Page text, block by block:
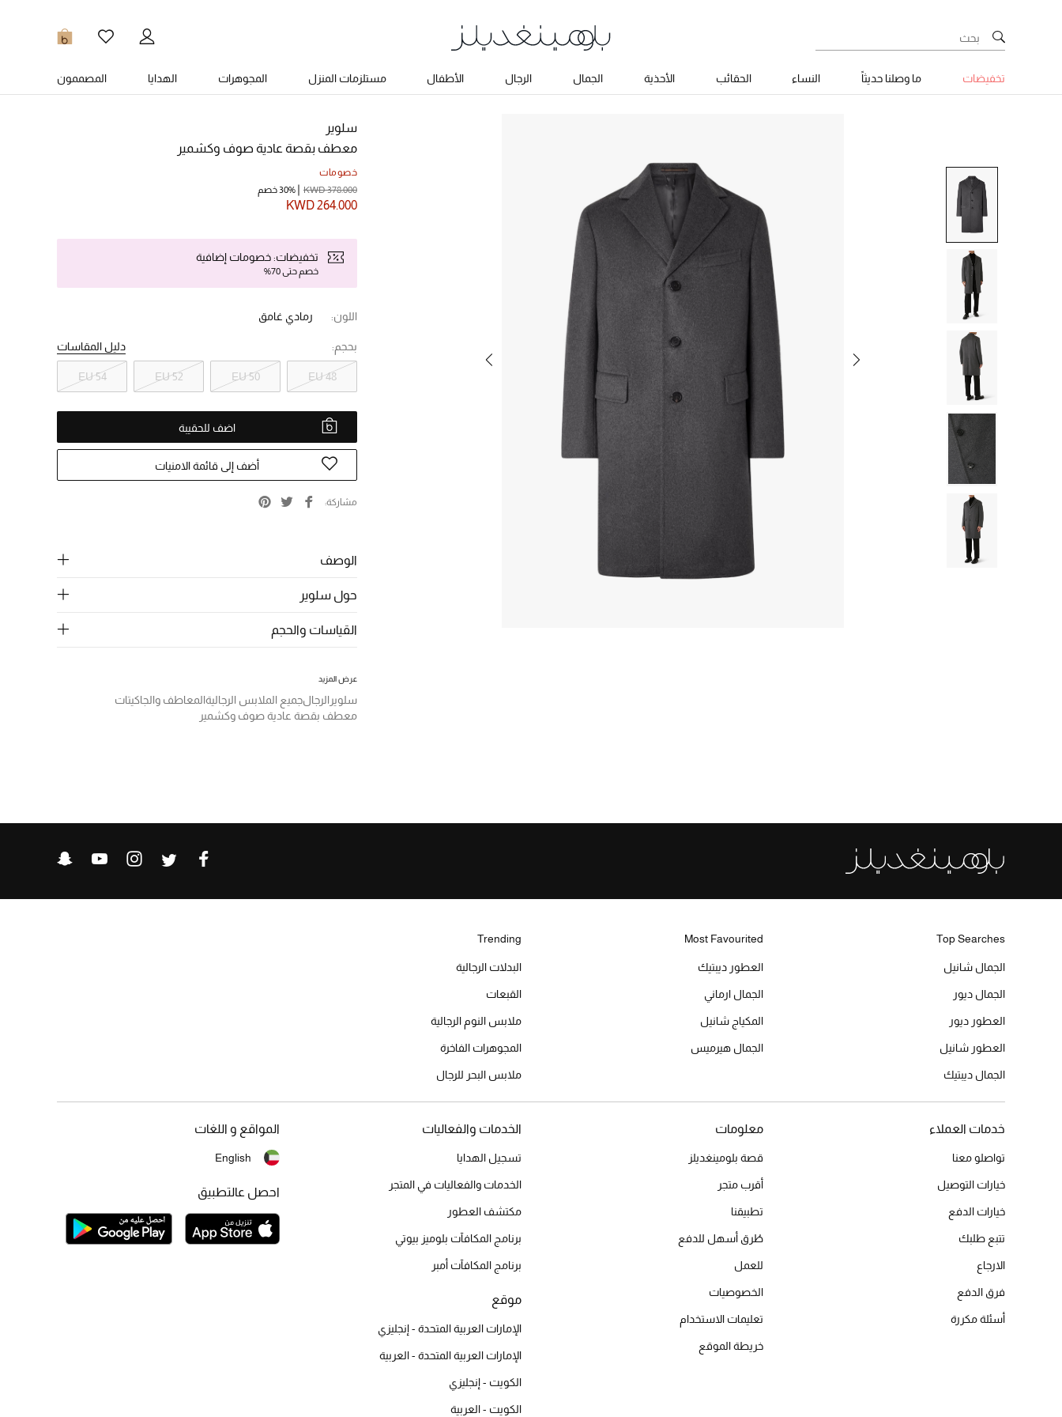
0
تخفيضات ما وصلنا حديثاً النساء الحقائب الأحذية الجمال الرجال الأطفال مستلزمات المنزل المجوهرات الهدايا المصممون
سلوير
معطف بقصة عادية صوف وكشمير
خصومات
KWD 264.000
KWD 378.000 30% خصم
تخفيضات: خصومات إضافية
خصم حتى 70%
اللون: رمادي غامق
بحجم: دليل المقاسات
EU 48
EU 50
EU 52
EU 54
اضف للحقيبة
أضف إلى قائمة الامنيات
مشاركة
الوصف
حول سلوير
القياسات والحجم
عرض المزيد
سلوير الرجالجميع الملابس الرجاليةالمعاطف والجاكيتات
معطف بقصة عادية صوف وكشمير
Top Searches
الجمال شانيل
الجمال ديور
العطور ديور
العطور شانيل
الجمال ديبتيك
Most Favourited
العطور ديبتيك
الجمال ارماني
المكياج شانيل
الجمال هيرميس
Trending
البدلات الرجالية
القبعات
ملابس النوم الرجالية
المجوهرات الفاخرة
ملابس البحر للرجال
خدمات العملاء
تواصلو معنا
خيارات التوصيل
خيارات الدفع
تتبع طلبك
الارجاع
فرق الدفع
أسئلة مكررة
معلومات
قصة بلومينغديلز
أقرب متجر
تطبيقنا
طُرق أسهل للدفع
للعمل
الخصوصيات
تعليمات الاستخدام
خريطة الموقع
الخدمات والفعاليات
تسجيل الهدايا
الخدمات والفعاليات في المتجر
مكتشف العطور
برنامج المكافآت بلوميز بيوتي
برنامج المكافآت أمبر
موقع
الإمارات العربية المتحدة - إنجليزي
الإمارات العربية المتحدة - العربية
الكويت - إنجليزي
الكويت - العربية
المواقع و اللغات
English
احصل عالتطبيق